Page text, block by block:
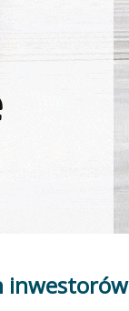
inwestorów